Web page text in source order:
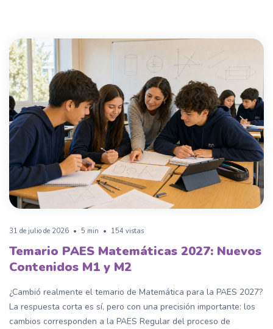
31 de julio de 2026 • 5 min • 154 vistas
Temario PAES Matemáticas 2027: Nuevos
Contenidos M1 y M2
¿Cambió realmente el temario de Matemática para la PAES 2027?
La respuesta corta es sí, pero con una precisión importante: los
cambios corresponden a la PAES Regular del proceso de